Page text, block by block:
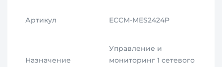
Артикул ECCM-MES2424P
Назначение
Управление и
мониторинг 1 сетевого